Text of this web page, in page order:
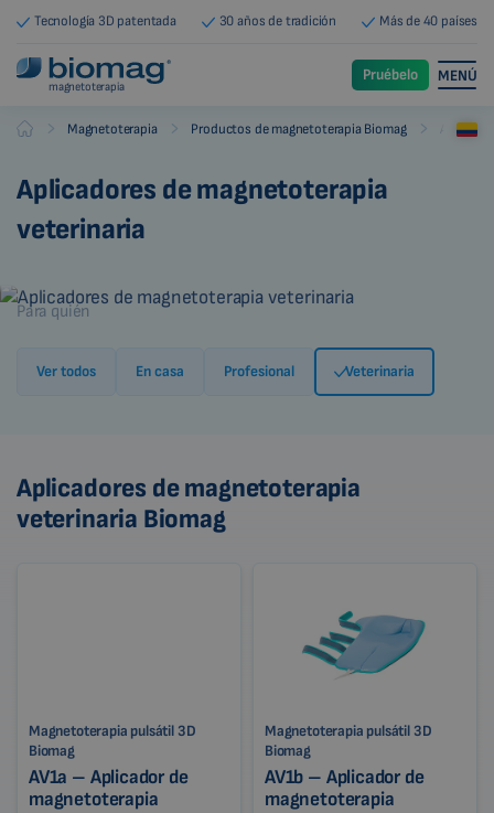
Tecnología 3D patentada 30 años de tradición Más de 40 países
magnetoterapia
Pruébelo MENÚ
Biomag Magnetoterapia Productos de magnetoterapia Biomag
Aplicadores de magnetoterapia
veterinaria
Para quién
Ver todos En casa Profesional Veterinaria
Aplicadores de magnetoterapia
veterinaria Biomag
Magnetoterapia pulsátil 3D
Biomag
AV1a – Aplicador de
magnetoterapia
Magnetoterapia pulsátil 3D
Biomag
AV1b – Aplicador de
magnetoterapia